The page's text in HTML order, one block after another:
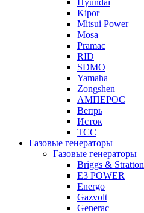
Hyundai
Kipor
Mitsui Power
Mosa
Pramac
RID
SDMO
Yamaha
Zongshen
АМПЕРОС
Вепрь
Исток
ТСС
Газовые генераторы
Газовые генераторы
Briggs & Stratton
E3 POWER
Energo
Gazvolt
Generac